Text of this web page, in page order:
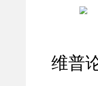
维普